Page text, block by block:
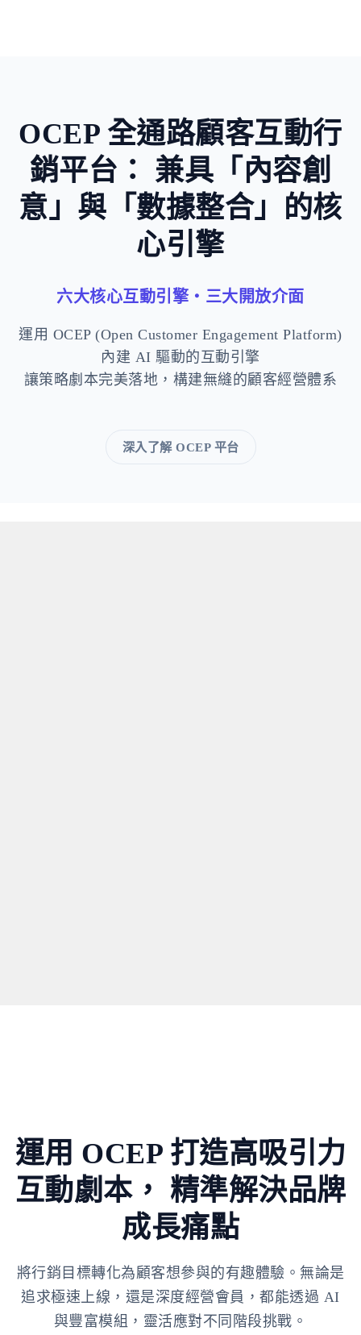
OCEP 全通路顧客互動行
銷平台： 兼具「內容創
意」與「數據整合」的核
心引擎
六大核心互動引擎・三大開放介面
運用 OCEP (Open Customer Engagement Platform)
內建 AI 驅動的互動引擎
讓策略劇本完美落地，構建無縫的顧客經營體系
深入了解 OCEP 平台
運用 OCEP 打造高吸引力
互動劇本， 精準解決品牌
成長痛點
將行銷目標轉化為顧客想參與的有趣體驗。無論是
追求極速上線，還是深度經營會員，都能透過 AI
與豐富模組，靈活應對不同階段挑戰。